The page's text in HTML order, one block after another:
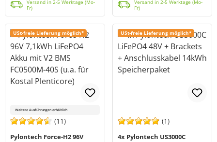
Versand in 2-5 Werktage (Mo-
Fr)
Versand in 2-5 Werktage (Mo-
Fr)
USt-freie Lieferung möglich*
Weitere Ausführungen erhältlich
(11)
Pylontech Force-H2 96V
USt-freie Lieferung möglich*
(1)
4x Pylontech US3000C